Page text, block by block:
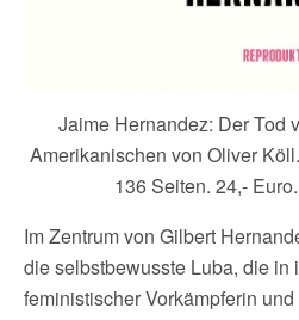
Jaime Hernandez: Der Tod
Amerikanischen von Oliver
136 Seiten. 24,- Euro.
Im Zentrum von Gilbert
die selbstbewusste Luba, die in
feministischer Vorkämpferin